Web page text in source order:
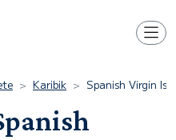
Karibik Spanish Virgin